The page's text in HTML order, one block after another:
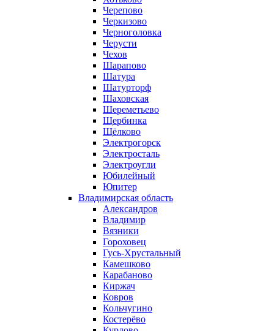
Черепово
Черкизово
Черноголовка
Черусти
Чехов
Шарапово
Шатура
Шатурторф
Шаховская
Шереметьево
Щербинка
Щёлково
Электрогорск
Электросталь
Электроугли
Юбилейный
Юпитер
Владимирская область
Александров
Владимир
Вязники
Гороховец
Гусь-Хрустальный
Камешково
Карабаново
Киржач
Ковров
Кольчугино
Костерёво